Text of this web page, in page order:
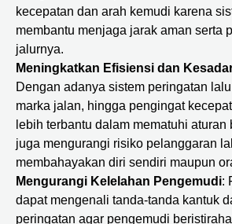
kecepatan dan arah kemudi karena
membantu menjaga jarak aman serta
jalurnya.
Meningkatkan Efisiensi dan
Dengan adanya sistem peringatan
marka jalan, hingga pengingat
lebih terbantu dalam mematuhi
juga mengurangi risiko pelanggaran
membahayakan diri sendiri maupun
Mengurangi Kelelahan Pengemudi:
dapat mengenali tanda-tanda kantuk
peringatan agar pengemudi